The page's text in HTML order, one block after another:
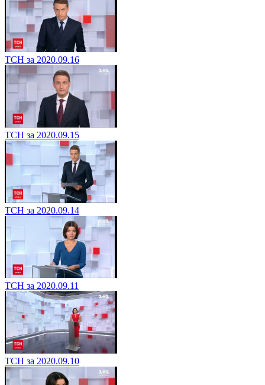
ТСН за 2020.09.16
ТСН за 2020.09.15
ТСН за 2020.09.14
ТСН за 2020.09.11
ТСН за 2020.09.10